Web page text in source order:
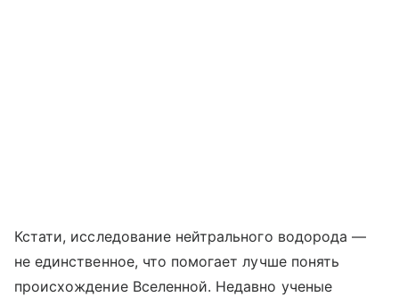
Кстати, исследование нейтрального водорода —
не единственное, что помогает лучше понять
происхождение Вселенной. Недавно ученые